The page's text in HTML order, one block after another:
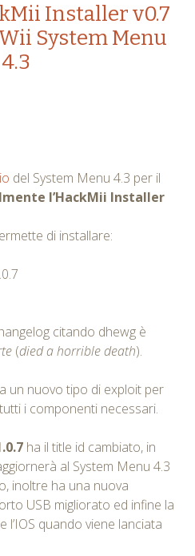
Installer v0.7
System Menu
4.3
del System Menu 4.3 per il
l’HackMii Installer
di installare:
citando dhewg è
(died a horrible death).
un nuovo tipo di exploit per
i componenti necessari.
ha il title id cambiato, in
al System Menu 4.3
inoltre ha una nuova
USB migliorato ed infine la
quando viene lanciata